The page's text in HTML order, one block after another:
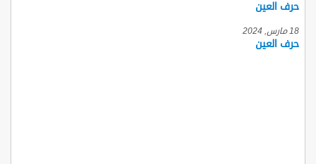
حرف العين
18 مارس, 2024
حرف العين